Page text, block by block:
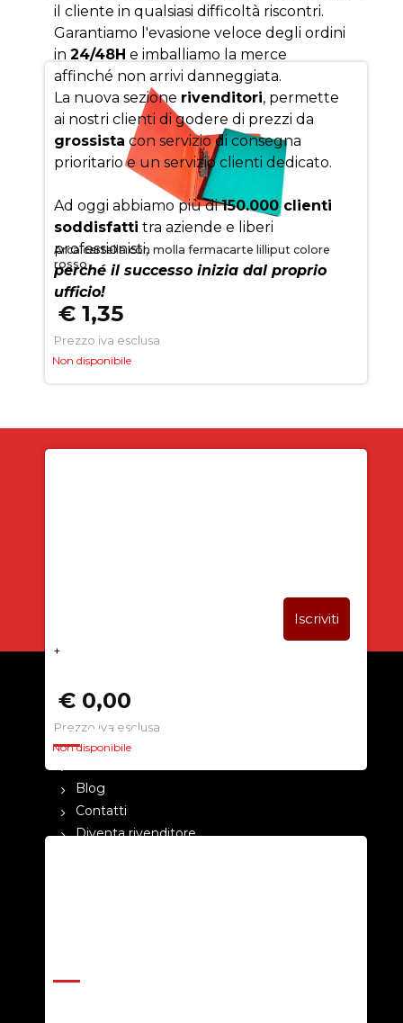
Arca cartella con molla fermacarte lilliput colore
rosso
€ 1,35
Prezzo iva esclusa
Non disponibile
+
€ 0,00
Prezzo iva esclusa
Non disponibile
il cliente in qualsiasi difficoltà riscontri.
Garantiamo l'evasione veloce degli ordini
in 24/48H e imballiamo la merce
affinché non arrivi danneggiata.
La nuova sezione rivenditori, permette
ai nostri clienti di godere di prezzi da
grossista con servizio di consegna
prioritario e un servizio clienti dedicato.
Ad oggi abbiamo più di150.000 clienti
soddisfatti tra aziende e liberi
professionisti,
perché il successo inizia dal proprio
ufficio!
CHI SIAMO
Blog
Contatti
Diventa rivenditore